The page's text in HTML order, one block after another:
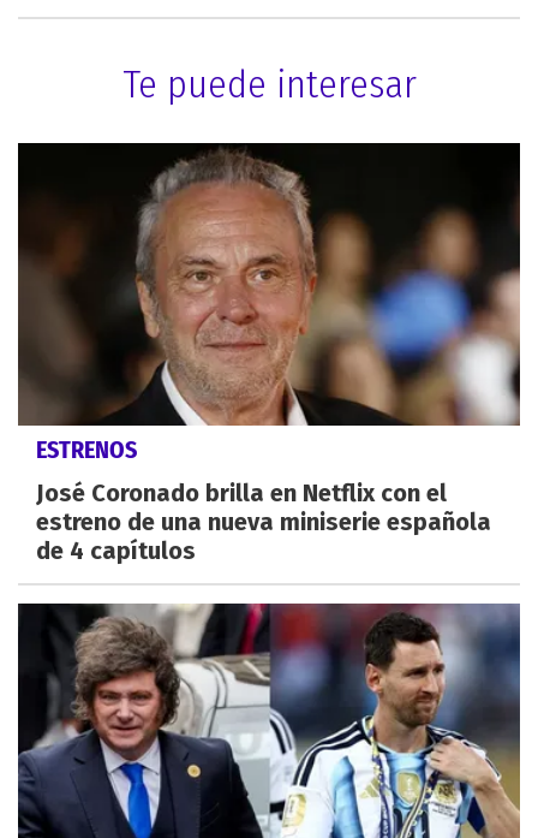
Te puede interesar
ESTRENOS
José Coronado brilla en Netflix con el
estreno de una nueva miniserie española
de 4 capítulos